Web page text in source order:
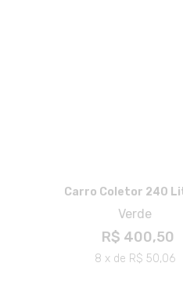
Carro Coletor 240
Verde
R$ 400,50
8 x de R$ 50,06